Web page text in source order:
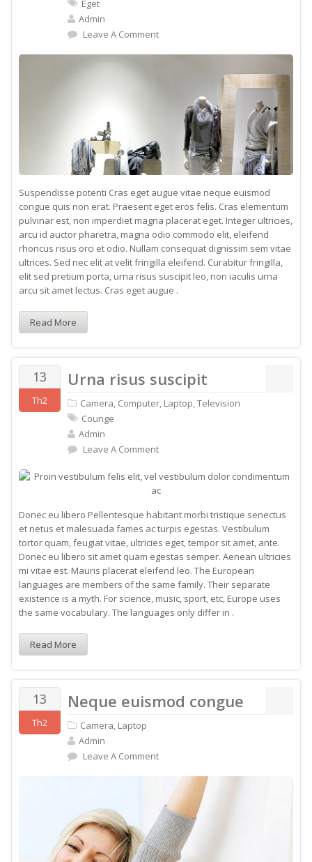
Eget
Admin
Leave A Comment
Suspendisse potenti Cras eget augue vitae neque euismod
congue quis non erat. Praesent eget eros felis. Cras elementum
pulvinar est, non imperdiet magna placerat eget. Integer ultricies,
arcu id auctor pharetra, magna odio commodo elit, eleifend
rhoncus risus orci et odio. Nullam consequat dignissim sem vitae
ultrices. Sed nec elit at velit fringilla eleifend. Curabitur fringilla,
elit sed pretium porta, urna risus suscipit leo, non iaculis urna
arcu sit amet lectus. Cras eget augue .
Read More
13
Th2
Urna risus suscipit
Camera, Computer, Laptop,Television
Counge
Admin
Leave A Comment
Donec eu libero Pellentesque habitant morbi tristique senectus
et netus et malesuada fames ac turpis egestas. Vestibulum
tortor quam, feugiat vitae, ultricies eget, tempor sit amet, ante.
Donec eu libero sit amet quam egestas semper. Aenean ultricies
mi vitae est. Mauris placerat eleifend leo. The European
languages are members of the same family. Their separate
existence is a myth. For science, music, sport, etc, Europe uses
the same vocabulary. The languages only differ in .
Read More
13
Th2
Neque euismod congue
Camera, Laptop
Admin
Leave A Comment